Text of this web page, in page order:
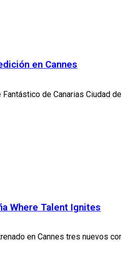
en Cannes
de Canarias Ciudad
Where Talent Ignites
en Cannes tres nuevos